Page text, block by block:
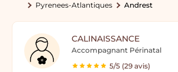
Pyrenees-Atlantiques
Andrest
CALINAISSANCE
Accompagnant Périnatal
5/5 (29 avis)